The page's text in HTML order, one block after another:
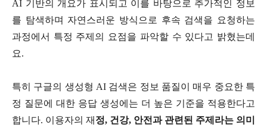
AI 기반의 개요가 표시되고 이를 바탕으로 추가적인 정보
를 탐색하며 자연스러운 방식으로 후속 검색을 요청하는
과정에서 특정 주제의 요점을 파악할 수 있다고 밝혔는데
요.
특히 구글의 생성형 AI 검색은 정보 품질이 매우 중요한 특
정 질문에 대한 응답 생성에는 더 높은 기준을 적용한다고
합니다. 이용자의 재 정, 건강, 안전과 관련된 주제라는 의미